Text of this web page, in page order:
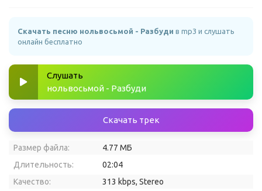
Скачать песню нольвосьмой - Разбуди в mp3 и слушать
онлайн бесплатно
Слушать
нольвосьмой - Разбуди
Скачать трек
Размер файла:
4.77 МБ
Длительность:
02:04
Качество:
313 kbps, Stereo